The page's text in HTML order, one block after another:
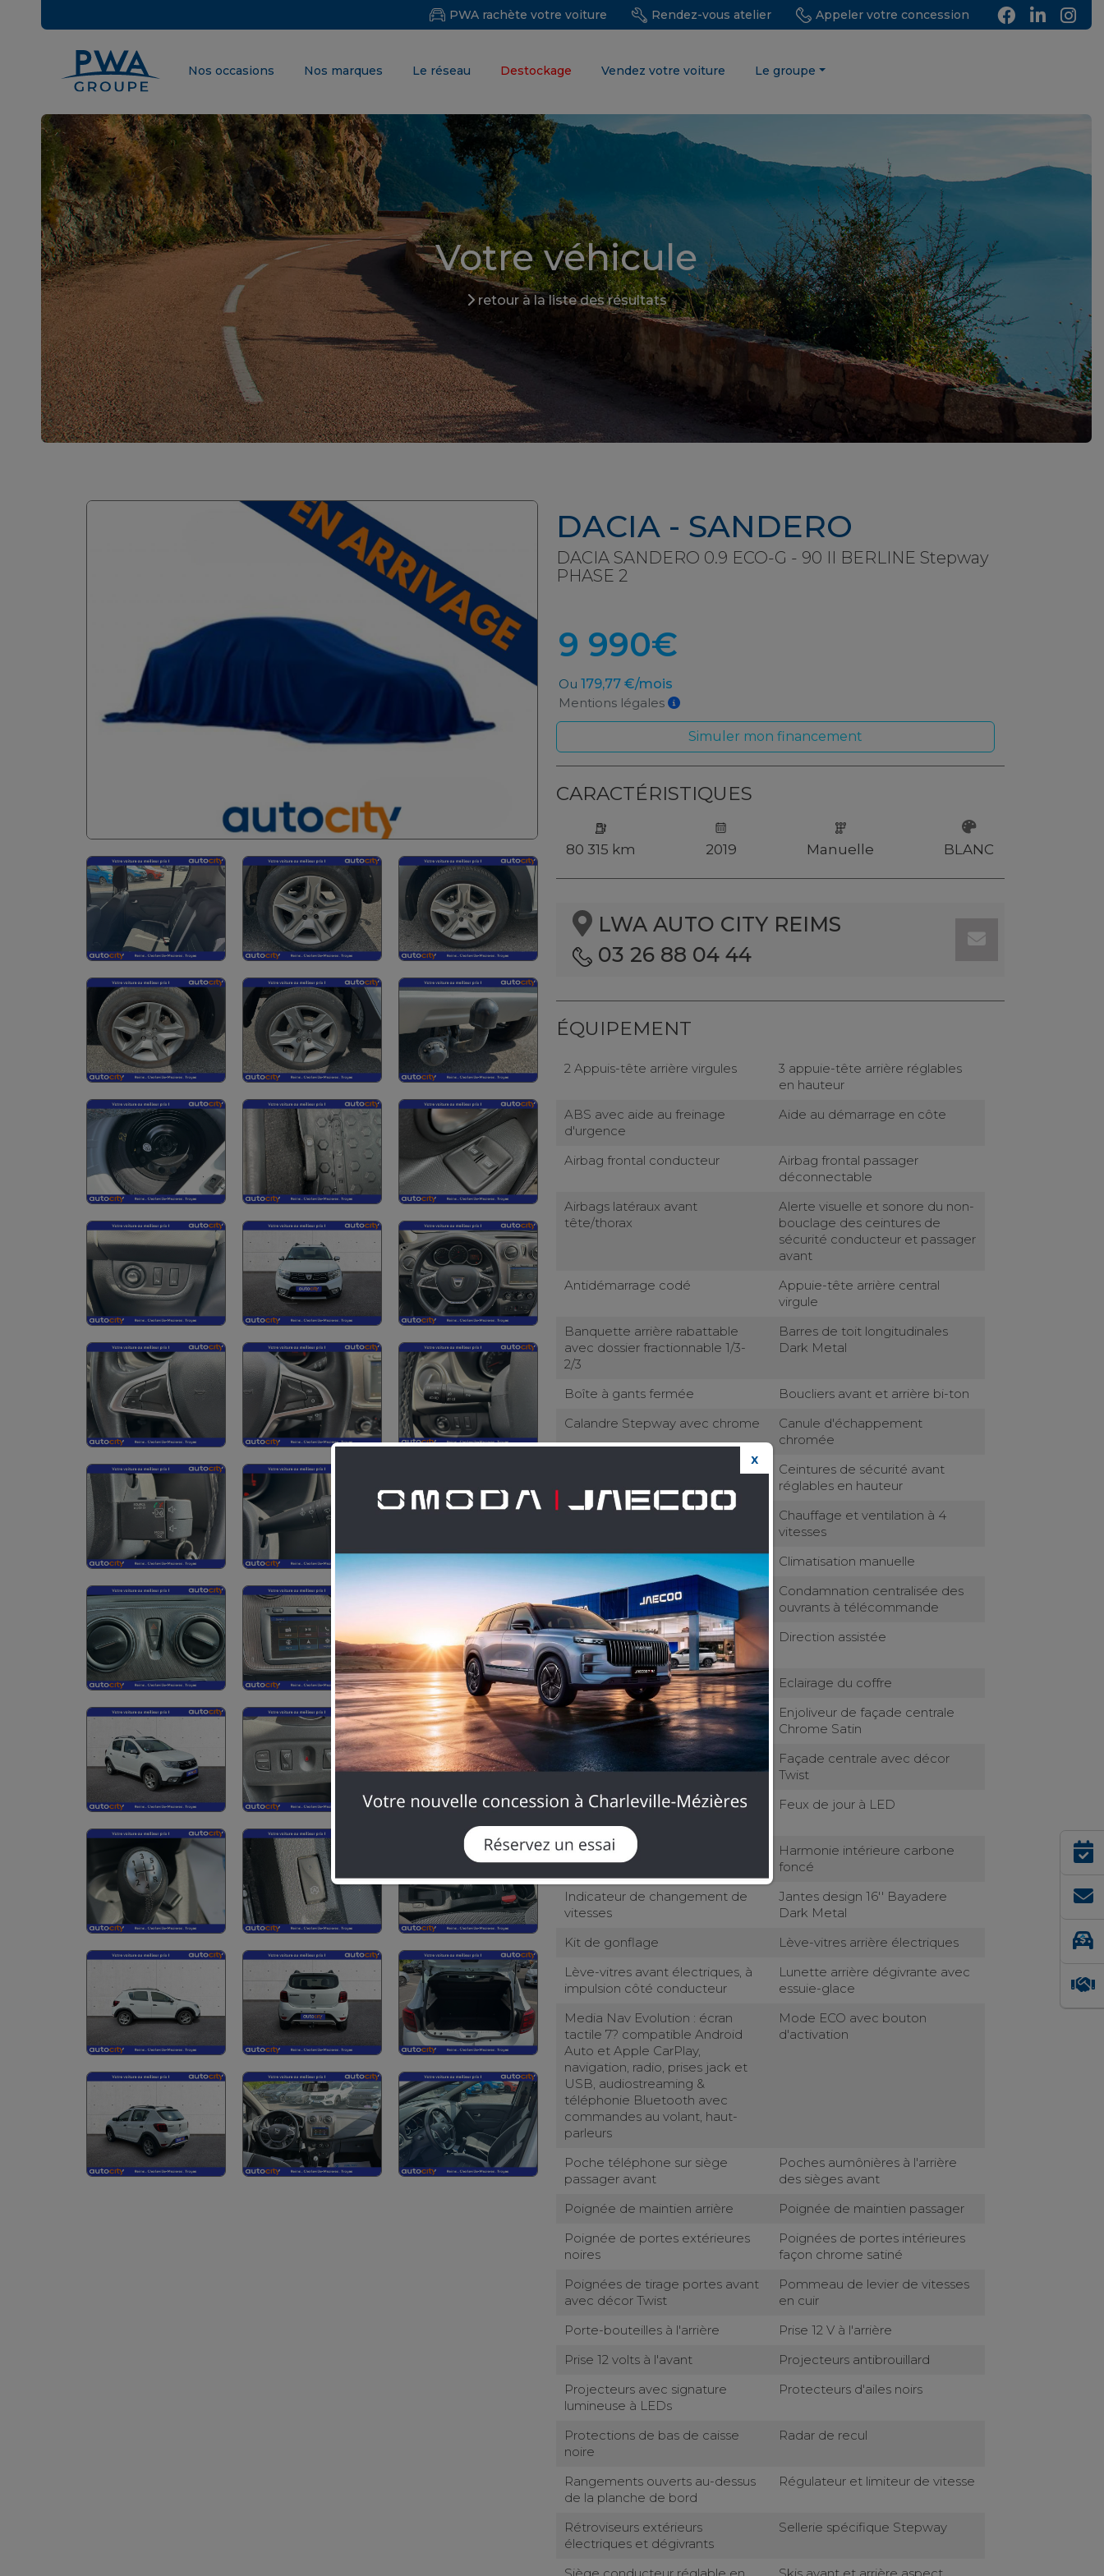
PWA rachète votre voiture Rendez-vous atelier Appeler votre concession
Nos occasions Nos marques Le réseau Destockage Vendez votre voiture Le groupe
Votre véhicule
retour à la liste des résultats
DACIA - SANDERO
DACIA SANDERO 0.9 ECO-G - 90 II BERLINE Stepway
PHASE 2
9 990€
Ou 179,77 €/mois
Mentions légales
Simuler mon financement
CARACTÉRISTIQUES
80 315 km 2019 Manuelle BLANC
LWA AUTO CITY REIMS
03 26 88 04 44
ÉQUIPEMENT
2 Appuis-tête arrière virgules
3 appuie-tête arrière réglables
en hauteur
ABS avec aide au freinage
d'urgence
Aide au démarrage en côte
Airbag frontal conducteur
Airbag frontal passager
déconnectable
Airbags latéraux avant
tête/thorax
Alerte visuelle et sonore du non-
bouclage des ceintures de
sécurité conducteur et passager
avant
Antidémarrage codé
Appuie-tête arrière central
virgule
Banquette arrière rabattable
avec dossier fractionnable 1/3-
2/3
Barres de toit longitudinales
Dark Metal
Boîte à gants fermée
Boucliers avant et arrière bi-ton
Calandre Stepway avec chrome
Canule d'échappement
chromée
Ceintures de sécurité avant
réglables en hauteur
Cerclage des compteurs peint
Chauffage et ventilation à 4
vitesses
Clignotants impulsionnels
Climatisation manuelle
Compte-tours
Condamnation centralisée des
ouvrants à télécommande
Coques de rétroviseurs
extérieurs Dark Metal
Direction assistée
Eclairage boîte à gants
Eclairage du coffre
Eclairage plafonnier avant
central
Enjoliveur de façade centrale
Chrome Satin
Entourage d'aérateurs chrome
satiné
Façade centrale avec décor
Twist
Feux arrière avec signature
Feux de jour à LED
Garde au sol rehaussée
Harmonie intérieure carbone
foncé
Indicateur de changement de
vitesses
Jantes design 16'' Bayadere
Dark Metal
Kit de gonflage
Lève-vitres arrière électriques
Lève-vitres avant électriques, à
impulsion côté conducteur
Lunette arrière dégivrante avec
essuie-glace
Media Nav Evolution : écran
tactile 7? compatible Android
Auto et Apple CarPlay,
navigation, radio, prises jack et
USB, audiostreaming &
téléphonie Bluetooth avec
commandes au volant, haut-
parleurs
Mode ECO avec bouton
d'activation
Poche téléphone sur siège
passager avant
Poches aumônières à l'arrière
des sièges avant
Poignée de maintien arrière
Poignée de maintien passager
Poignée de portes extérieures
noires
Poignées de portes intérieures
façon chrome satiné
Poignées de tirage portes avant
avec décor Twist
Pommeau de levier de vitesses
en cuir
Porte-bouteilles à l'arrière
Prise 12 V à l'arrière
Prise 12 volts à l'avant
Projecteurs antibrouillard
Projecteurs avec signature
lumineuse à LEDs
Protecteurs d'ailes noirs
Protections de bas de caisse
noire
Radar de recul
Rangements ouverts au-dessus
de la planche de bord
Régulateur et limiteur de vitesse
Rétroviseurs extérieurs
électriques et dégivrants
Sellerie spécifique Stepway
X